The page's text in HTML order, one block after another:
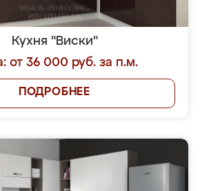
Кухня "Виски"
от 36 000 руб. за п.м.
ПОДРОБНЕЕ